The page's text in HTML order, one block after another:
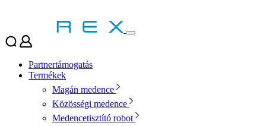
Partnertámogatás
Termékek
Magán medence
Közösségi medence
Medencetisztító robot